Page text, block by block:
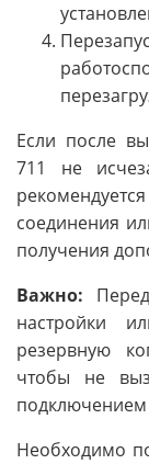
Если после
711 не
соединения
получения
Важно:
настройки
резервную
чтобы не
подключением
Необходимо